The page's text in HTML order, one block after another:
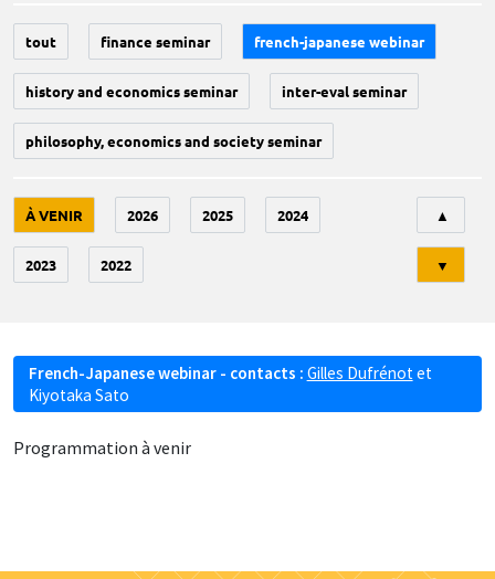
tout finance seminar french-japanese webinar
history and economics seminar inter-eval seminar
philosophy, economics and society seminar
À VENIR 2026 2025 2024
2023 2022
▲
▼
French-Japanese webinar - contacts : Gilles Dufrénot et
Kiyotaka Sato
Programmation à venir